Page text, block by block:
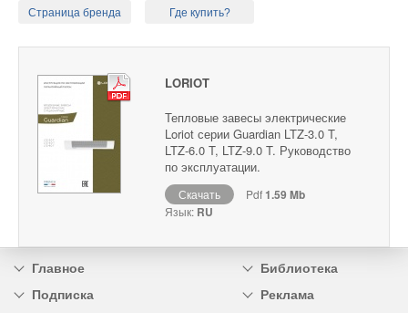
Страница бренда Где купить?
LORIOT
Тепловые завесы электрические
Loriot серии Guardian LTZ-3.0 T,
LTZ-6.0 T, LTZ-9.0 T. Руководство
по эксплуатации.
Скачать Pdf1.59 Mb
Язык: RU
Главное
Библиотека
Подписка
Реклама